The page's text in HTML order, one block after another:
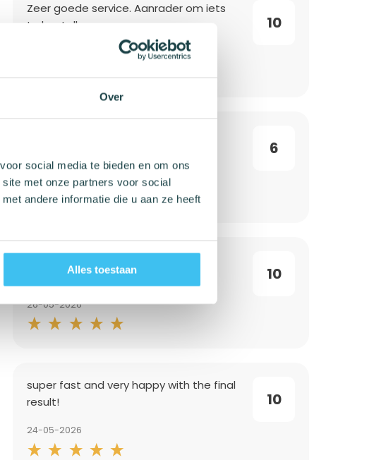
Over
social media te bieden en om ons
met onze partners voor social
andere informatie die u aan ze heeft
Alles toestaan
10
Zeer goede service. Aanrader om iets
te bestellen.
6
31-05-2026
10
26-05-2026
10
super fast and very happy with the final
result!
24-05-2026